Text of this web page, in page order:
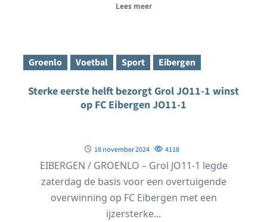
Lees meer
Groenlo Voetbal Sport Eibergen
Sterke eerste helft bezorgt Grol JO11-1 winst
op FC Eibergen JO11-1
18 november 2024 4118
EIBERGEN / GROENLO – Grol JO11-1 legde
zaterdag de basis voor een overtuigende
overwinning op FC Eibergen met een
ijzersterke...